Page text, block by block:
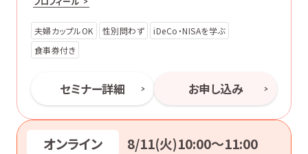
夫婦カップルOK 性別問わず
iDeCo・NISAを学ぶ
食事券付き
セミナー詳細 お申し込み
オンライン 8/11(火)10:00〜11:00